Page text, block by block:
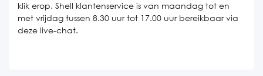
klik erop. Shell klantenservice is van maandag tot en
met vrijdag tussen 8.30 uur tot 17.00 uur bereikbaar via
deze live-chat.